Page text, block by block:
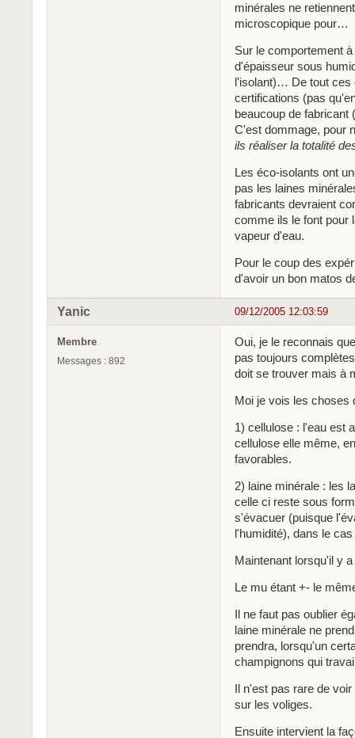
minérales ne
microscopique pour…
Sur le comportement
d'épaisseur sous
l'isolant)… De tout ces
certifications (pas
beaucoup de fabricant
C'est dommage, pour
ils réaliser la totalité
Les éco-isolants ont
pas les laines
fabricants devraient
comme ils le font pour
vapeur d'eau.
Pour le coup des
d'avoir un bon matos
09/12/2005 12:03:59
Yanic
Membre
Messages : 892
Oui, je le reconnais
pas toujours
doit se trouver mais à
Moi je vois les choses
1) cellulose : l'eau est
cellulose elle même,
favorables.
2) laine minérale : les
celle ci reste sous
s'évacuer (puisque
l'humidité), dans le
Maintenant lorsqu'il y
Le mu étant +- le
Il ne faut pas oublier
laine minérale ne
prendra, lorsqu'un
champignons qui
Il n'est pas rare de
sur les voliges.
Ensuite intervient la